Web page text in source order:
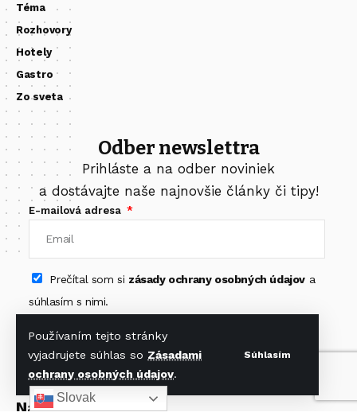
Používaním tejto stránky
vyjadrujete súhlas so Zásadami
ochrany osobných údajov.
Súhlasím
Téma
Rozhovory
Hotely
Gastro
Zo sveta
Odber newslettra
Prihláste a na odber noviniek
a dostávajte naše najnovšie články či tipy!
E-mailová adresa
Prečítal som si zásady ochrany osobných údajova
súhlasím s nimi.
Odoberať newsletter
Nájdete nás na
Slovak